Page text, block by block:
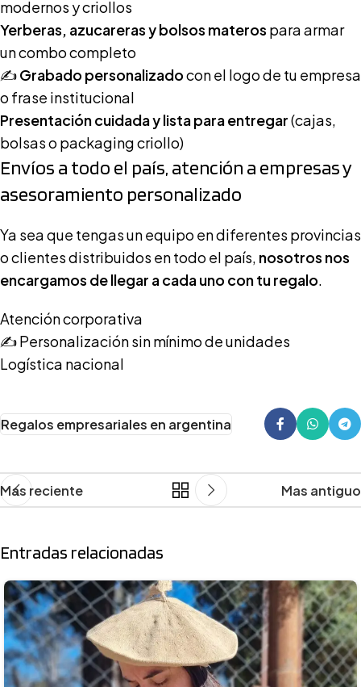
modernos y criollos
Yerberas, azucareras y bolsos materos para armar
un combo completo
✍️Grabado personalizadocon el logo de tu empresa
o frase institucional
Presentación cuidada y lista para entregar(cajas,
bolsas o packaging criollo)
Envíos a todo el país, atención a empresas y
asesoramiento personalizado
Ya sea que tengas un equipo en diferentes provincias
o clientes distribuidos en todo el país, nosotros nos
encargamos de llegar a cada uno con tu regalo.
Atención corporativa
✍️ Personalización sin mínimo de unidades
Logística nacional
Regalos empresariales en argentina
Mas reciente Mas antiguo
Entradas relacionadas